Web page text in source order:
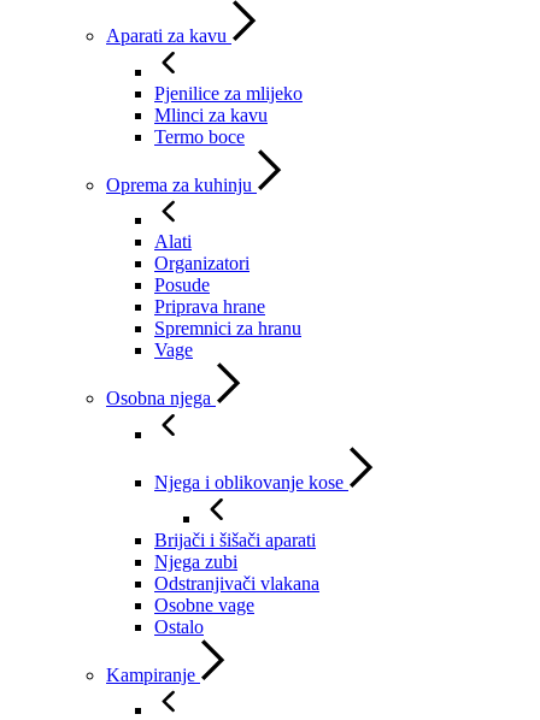
Aparati za kavu
Pjenilice za mlijeko
Mlinci za kavu
Termo boce
Oprema za kuhinju
Alati
Organizatori
Posude
Priprava hrane
Spremnici za hranu
Vage
Osobna njega
Njega i oblikovanje kose
Brijači i šišači aparati
Njega zubi
Odstranjivači vlakana
Osobne vage
Ostalo
Kampiranje